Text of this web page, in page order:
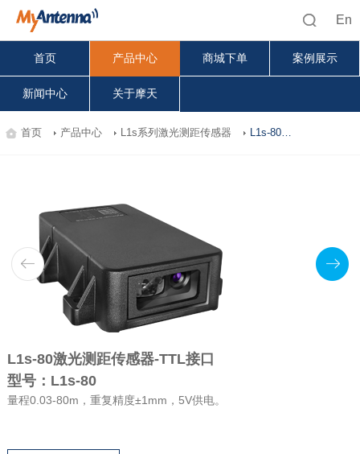
En
首页 产品中心 商城下单 案例展示
新闻中心 关于摩天
首页 产品中心 L1s系列激光测距传感器 L1s-80激光测距传感器-TTL接口
L1s-80激光测距传感器-TTL接口
型号：L1s-80
量程0.03-80m，重复精度±1mm，5V供电。